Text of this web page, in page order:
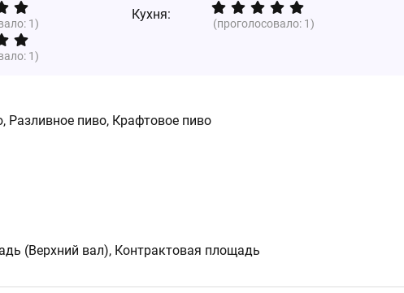
1)
Кухня:
(проголосовало: 1)
1)
Разливное пиво, Крафтовое пиво
(Верхний вал), Контрактовая площадь